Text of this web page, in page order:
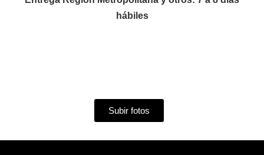
hábiles
Subir fotos